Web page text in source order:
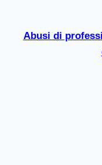
Abusi di